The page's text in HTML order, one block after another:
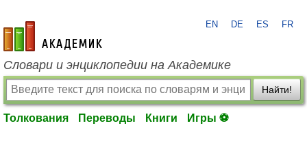
academic.ru
EN DE ES FR
Словари и энциклопедии на Академике
Найти!
Толкования Переводы Книги Игры ⚽